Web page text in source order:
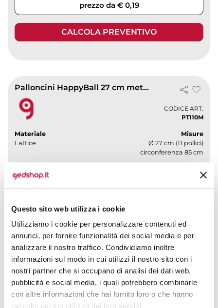
Questo sito web utilizza i cookie
Utilizziamo i cookie per personalizzare contenuti ed
annunci, per fornire funzionalità dei social media e per
analizzare il nostro traffico. Condividiamo inoltre
informazioni sul modo in cui utilizzi il nostro sito con i
nostri partner che si occupano di analisi dei dati web,
pubblicità e social media, i quali potrebbero combinarle
con altre informazioni che hai fornito loro o che hanno
raccolto dal tuo utilizzo dei loro servizi.
prezzo da € 0,19
CALCOLA PREVENTIVO
Palloncini HappyBall 27 cm metallizzati biodegradabili in lattice
CODICE ART.
PT110M
Materiale
Lattice
Misure
Ø 27 cm (11 pollici)
circonferenza 85 cm
Colori disponibili